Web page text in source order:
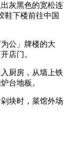
灰黑色的宽松连
鞋下楼前往中国
公」牌楼的大
店门。
厨房，从墙上铁
台地板。
块时，菜馆外场